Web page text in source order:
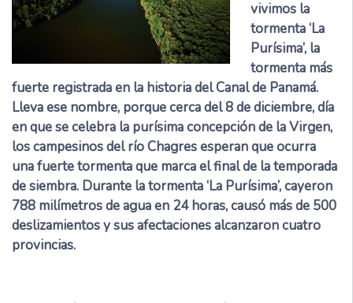
vivimos la
tormenta ‘La
Purísima’, la
tormenta más
fuerte registrada en la historia del Canal de Panamá.
Lleva ese nombre, porque cerca del 8 de diciembre, día
en que se celebra la purísima concepción de la Virgen,
los campesinos del río Chagres esperan que ocurra
una fuerte tormenta que marca el final de la temporada
de siembra. Durante la tormenta ‘La Purísima’, cayeron
788 milímetros de agua en 24 horas, causó más de 500
deslizamientos y sus afectaciones alcanzaron cuatro
provincias.